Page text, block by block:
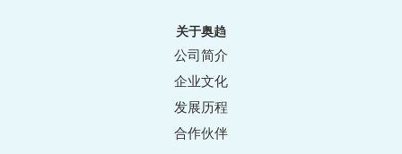
关于奥趋
公司简介
企业文化
发展历程
合作伙伴